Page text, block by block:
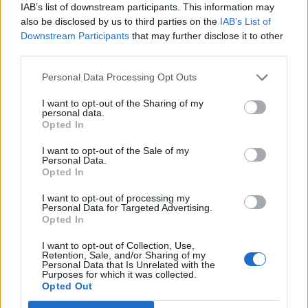
IAB’s list of downstream participants. This information may
also be disclosed by us to third parties on the IAB’s List of
Downstream Participants that may further disclose it to other
Personal Data Processing Opt Outs
I want to opt-out of the Sharing of my
personal data.
Opted In
I want to opt-out of the Sale of my
Personal Data.
Opted In
I want to opt-out of processing my
Personal Data for Targeted Advertising.
Opted In
I want to opt-out of Collection, Use,
Retention, Sale, and/or Sharing of my
Personal Data that Is Unrelated with the
Purposes for which it was collected.
Opted Out
Raktažodžiai negabaritinis krovinys orlen lietuva
Komentarai
Rašyti komentarą
Jūsų vardas
Komentaras